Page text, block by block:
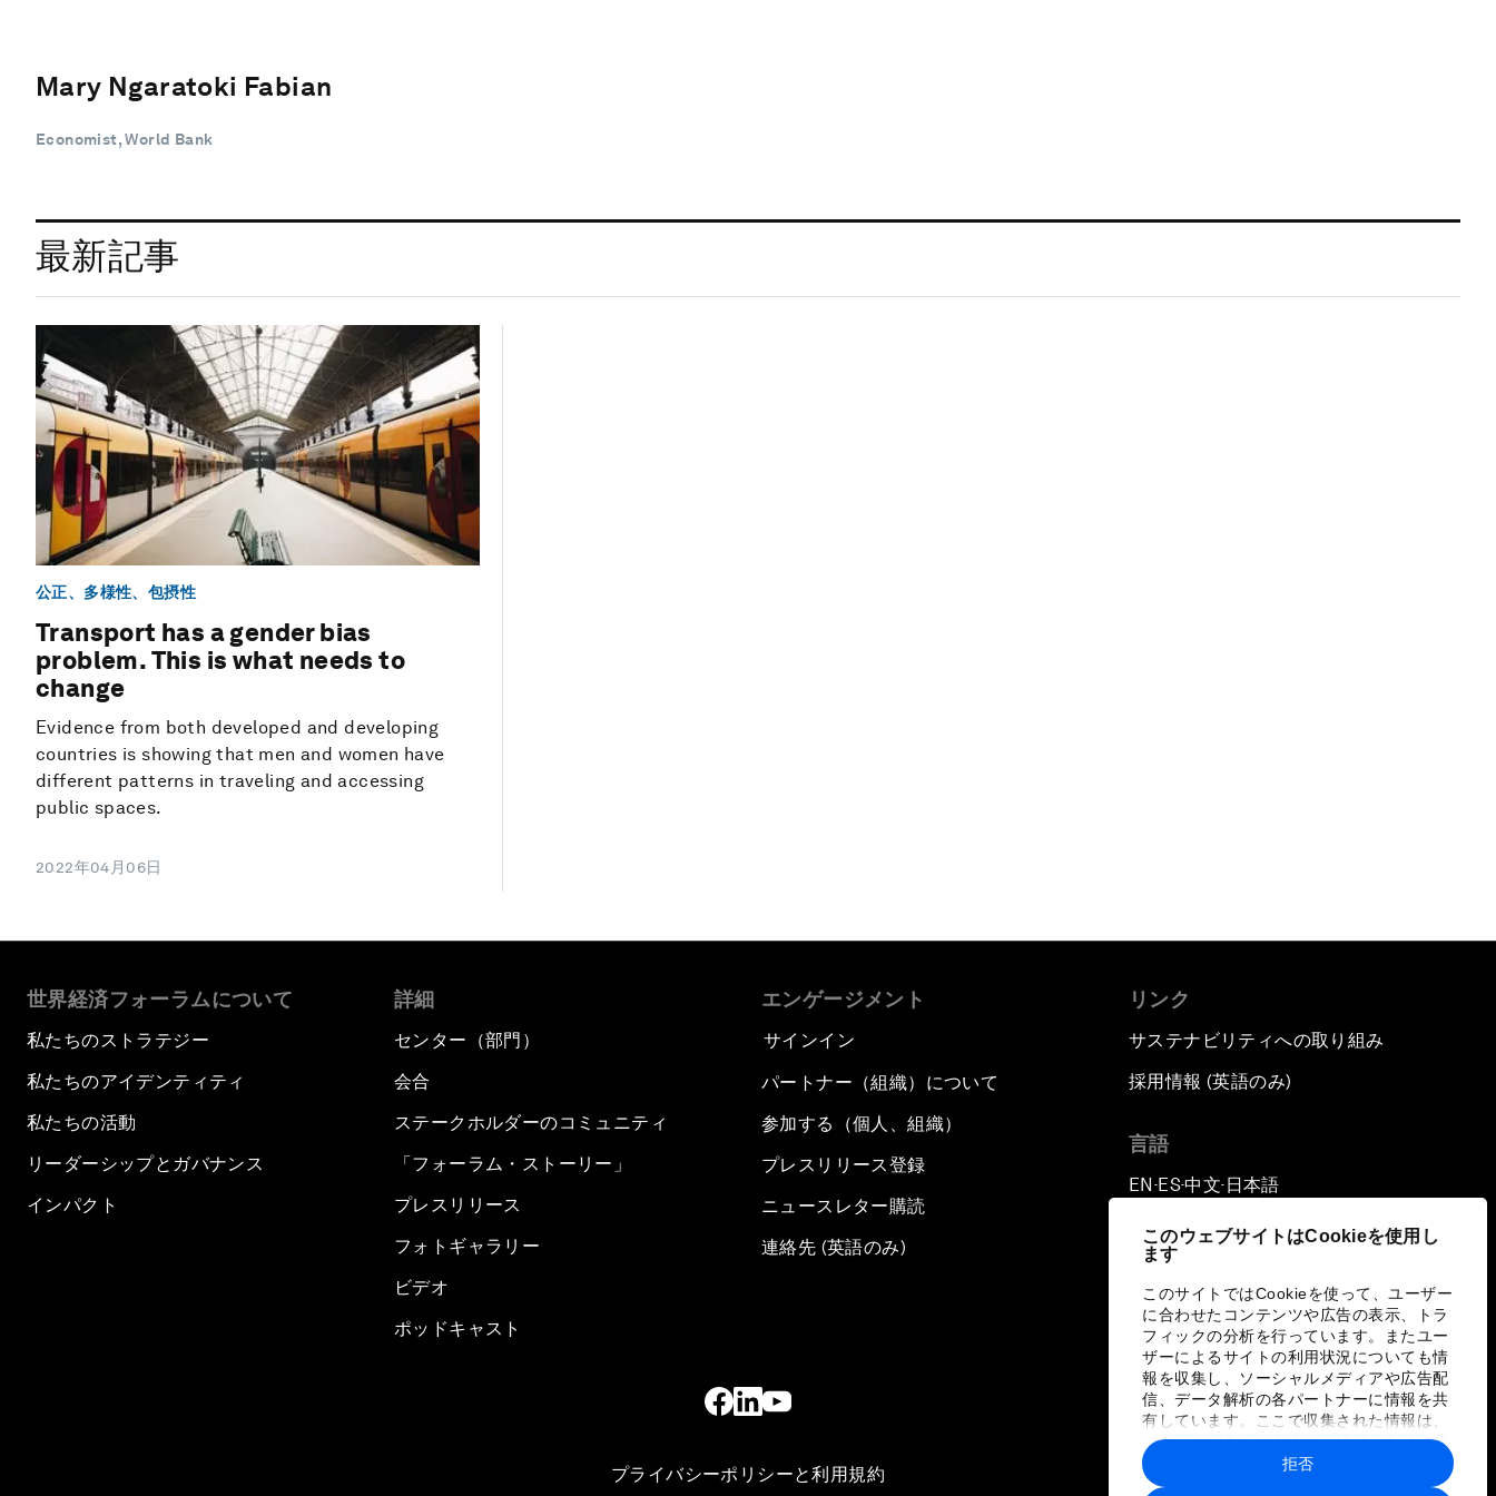
このウェブサイトはCookieを使用し
ます
このサイトではCookieを使って、ユーザー
に合わせたコンテンツや広告の表示、トラ
フィックの分析を行っています。またユー
ザーによるサイトの利用状況についても情
報を収集し、ソーシャルメディアや広告配
信、データ解析の各パートナーに情報を共
有しています。ここで収集された情報は、
ユーザーが各パートナーに提供した他の情
報や各パートナーのサービスを使用した際
に収集された情報と組み合わされ、各パー
拒否
Mary Ngaratoki Fabian
Economist, World Bank
最新記事
公正、多様性、包摂性
Transport has a gender bias
problem. This is what needs to
change
Evidence from both developed and developing
countries is showing that men and women have
different patterns in traveling and accessing
public spaces.
2022年04月06日
世界経済フォーラムについて
私たちのストラテジー
私たちのアイデンティティ
私たちの活動
リーダーシップとガバナンス
インパクト
詳細
センター（部門）
会合
ステークホルダーのコミュニティ
「フォーラム・ストーリー」
プレスリリース
フォトギャラリー
ビデオ
ポッドキャスト
エンゲージメント
サインイン
パートナー（組織）について
参加する（個人、組織）
プレスリリース登録
ニュースレター購読
連絡先 (英語のみ)
リンク
サステナビリティへの取り組み
採用情報 (英語のみ)
言語
EN ▪ ES▪中文▪ 日本語
プライバシーポリシーと利用規約